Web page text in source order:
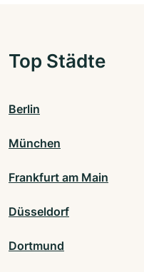
Top Städte
Berlin
München
Frankfurt am Main
Düsseldorf
Dortmund